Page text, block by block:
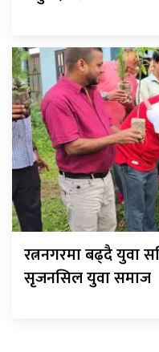
रत्ननगरमा बढ्दै युवा
सृजनसिल युवा समाज